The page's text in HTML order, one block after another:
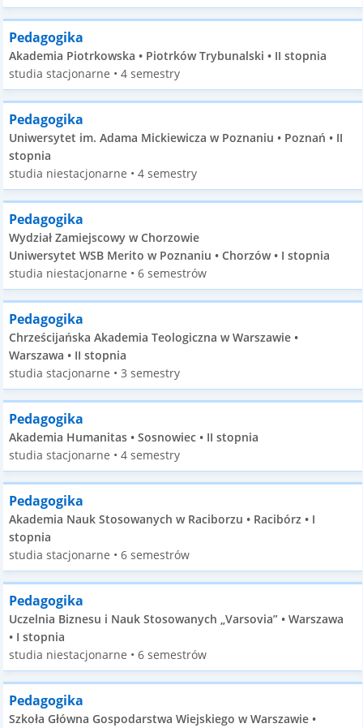
Pedagogika
Akademia Piotrkowska • Piotrków Trybunalski • II stopnia
studia stacjonarne • 4 semestry
Pedagogika
Uniwersytet im. Adama Mickiewicza w Poznaniu • Poznań • II
stopnia
studia niestacjonarne • 4 semestry
Pedagogika
Wydział Zamiejscowy w Chorzowie
Uniwersytet WSB Merito w Poznaniu • Chorzów • I stopnia
studia niestacjonarne • 6 semestrów
Pedagogika
Chrześcijańska Akademia Teologiczna w Warszawie •
Warszawa • II stopnia
studia stacjonarne • 3 semestry
Pedagogika
Akademia Humanitas • Sosnowiec • II stopnia
studia stacjonarne • 4 semestry
Pedagogika
Akademia Nauk Stosowanych w Raciborzu • Racibórz • I
stopnia
studia stacjonarne • 6 semestrów
Pedagogika
Uczelnia Biznesu i Nauk Stosowanych „Varsovia” • Warszawa
• I stopnia
studia niestacjonarne • 6 semestrów
Pedagogika
Szkoła Główna Gospodarstwa Wiejskiego w Warszawie •